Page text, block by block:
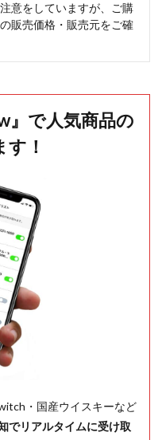
意をしていますが、ご購
販売価格・販売元をご確
』で人気商品の
！
・国産ウイスキーなど
でリアルタイムに受け取